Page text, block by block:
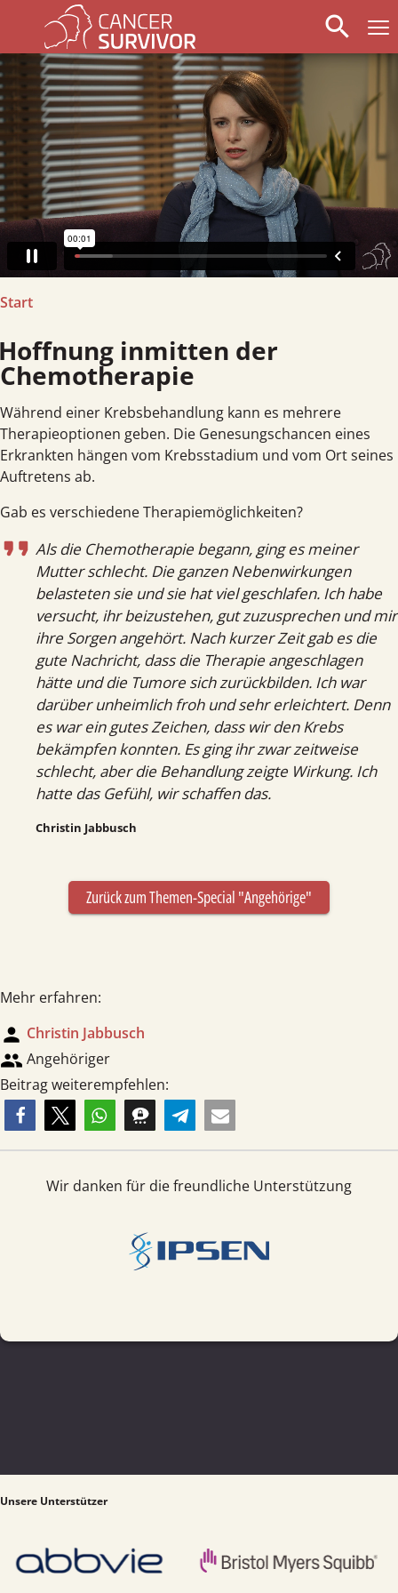
search
arrow_left
Start
der
Chemotherapie
Während einer Krebs­behandlung kann es mehrere
Therapie­optionen geben. Die Genesungs­chancen eines
Erkrankten hängen vom Krebs­stadium und vom Ort seines
Auftretens ab.
Gab es verschiedene Therapie­möglichkeiten?
Als die Chemotherapie begann, ging es meiner
Mutter schlecht. Die ganzen Nebenwirkungen
belasteten sie und sie hat viel geschlafen. Ich habe
versucht, ihr beizustehen, gut zuzusprechen und mir
ihre Sorgen angehört. Nach kurzer Zeit gab es die
gute Nachricht, dass die Therapie angeschlagen
hätte und die Tumore sich zurückbilden. Ich war
darüber unheimlich froh und sehr erleichtert. Denn
es war ein gutes Zeichen, dass wir den Krebs
bekämpfen konnten. Es ging ihr zwar zeitweise
schlecht, aber die Behandlung zeigte Wirkung. Ich
hatte das Gefühl, wir schaffen das.
Christin Jabbusch
Zurück zum Themen-Special "Angehörige"
Mehr erfahren:
person Christin Jabbusch
group Angehöriger
Beitrag weiterempfehlen:
Wir danken für die freundliche Unterstützung
Unsere Unterstützer